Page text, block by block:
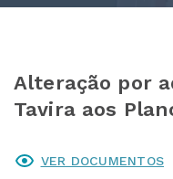
Alteração por
Tavira aos
VER DOCUMENTOS